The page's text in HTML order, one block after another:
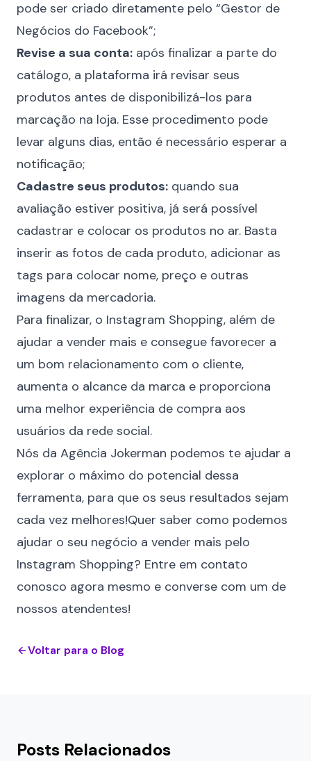
pode ser criado diretamente pelo “Gestor de
Negócios do Facebook”;
Revise a sua conta: após finalizar a parte do
catálogo, a plataforma irá revisar seus
produtos antes de disponibilizá-los para
marcação na loja. Esse procedimento pode
levar alguns dias, então é necessário esperar a
notificação;
Cadastre seus produtos: quando sua
avaliação estiver positiva, já será possível
cadastrar e colocar os produtos no ar. Basta
inserir as fotos de cada produto, adicionar as
tags para colocar nome, preço e outras
imagens da mercadoria.
Para finalizar, o Instagram Shopping, além de
ajudar a vender mais e consegue favorecer a
um bom relacionamento com o cliente,
aumenta o alcance da marca e proporciona
uma melhor experiência de compra aos
usuários da rede social.
Nós da Agência Jokerman podemos te ajudar a
explorar o máximo do potencial dessa
ferramenta, para que os seus resultados sejam
cada vez melhores!Quer saber como podemos
ajudar o seu negócio a vender mais pelo
Instagram Shopping? Entre em contato
conosco agora mesmo e converse com um de
nossos atendentes!
Voltar para o Blog
Posts Relacionados